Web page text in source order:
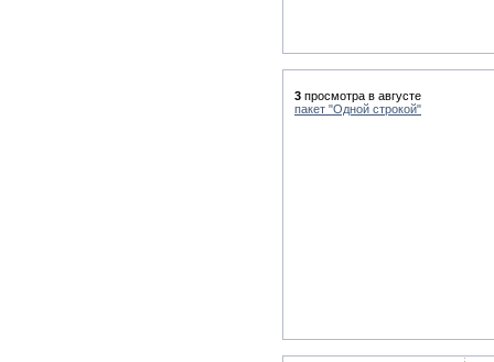
3 просмотра в августе
пакет "Одной строкой"